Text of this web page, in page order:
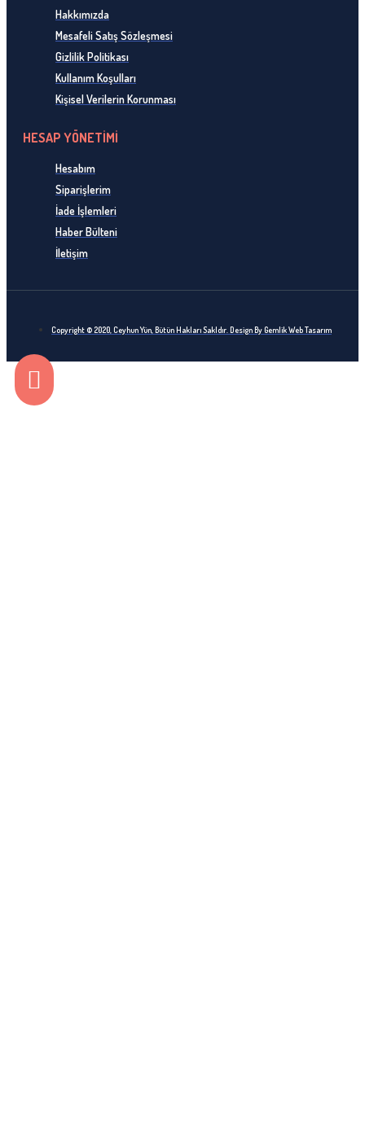
Hakkımızda
Mesafeli Satış Sözleşmesi
Gizlilik Politikası
Kullanım Koşulları
Kişisel Verilerin Korunması
HESAP YÖNETİMİ
Hesabım
Siparişlerim
İade İşlemleri
Haber Bülteni
İletişim
Copyright © 2020, Ceyhun Yün, Bütün Hakları Sakldır. Design By Gemlik Web Tasarım